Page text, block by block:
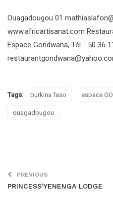
Ouagadougou 01
www.africartisanat.com
Espace Gondwana, Tél. : 50 36
Tags: burkina faso espace
ouagadougou
PREVIOUS
PRINCESS’YENENGA LODGE